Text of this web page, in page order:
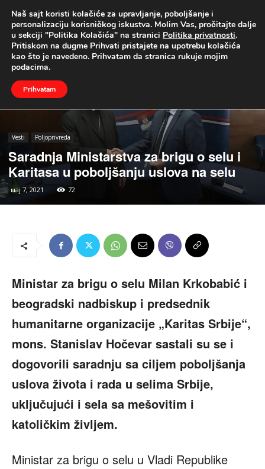
UŽIVO
Naslovna Vesti Poljoprivreda
Vesti Poljoprivreda
Saradnja Ministarstva za brigu o selu i
Karitasa u poboljšanju uslova na selu
мај 7, 2021 72
Ministar za brigu o selu Milan Krkobabić i
beogradski nadbiskup i predsednik
humanitarne organizacije „Karitas Srbije“,
mons. Stanislav Hočevar sastali su se i
dogovorili saradnju sa ciljem poboljšanja
uslova života i rada u selima Srbije,
uključujući i sela sa mešovitim i
katoličkim življem.
Ministar za brigu o selu u Vladi Republike
Naš sajt koristi kolačiće za upravljanje, poboljšanje i
personalizaciju korisničkog iskustva. Molim Vas, pročitajte dalje
u sekciji "Politika Kolačića" na stranici Politika privatnosti.
Pritiskom na dugme Prihvati pristajete na upotrebu kolačića
kao što je navedeno. Prihvatam da stranica rukuje mojim
podacima.
Prihvatam